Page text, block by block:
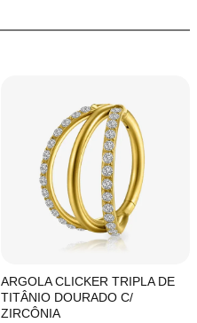
ARGOLA CLICKER TRIPLA DE
TITÂNIO DOURADO C/
ZIRCÔNIA